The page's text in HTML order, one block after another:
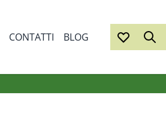
CONTATTI BLOG